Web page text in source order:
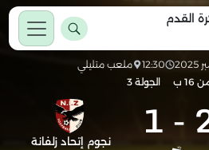
القدم
12:30
ملعب متليلي
ب
الجولة 3
-
1 نجوم إتحاد زلفانة